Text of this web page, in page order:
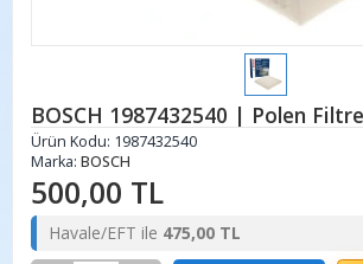
BOSCH 1987432540 | Polen
Ürün Kodu: 1987432540
Marka: BOSCH
500,00 TL
Havale/EFT ile 475,00 TL